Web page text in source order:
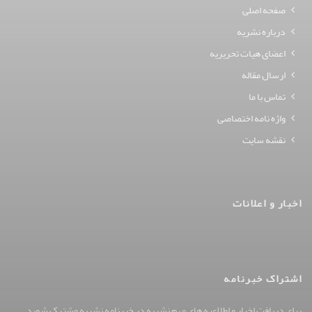
صفحه اصلی
درباره نشریه
اعضای هیات تحریریه
ارسال مقاله
تماس با ما
واژه نامه اختصاصی
نقشه سایت
اخبار و اعلانات
اشتراک خبرنامه